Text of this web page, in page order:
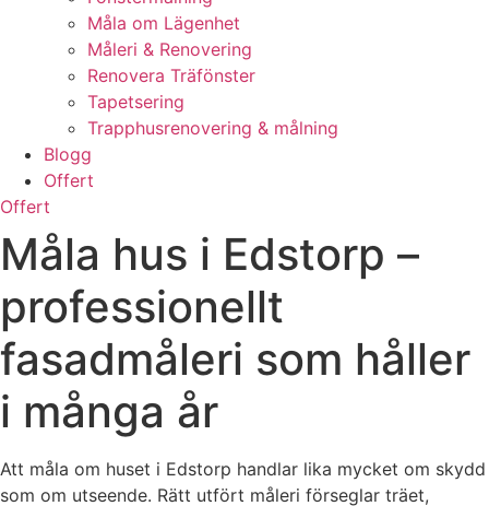
Måla om Lägenhet
Måleri & Renovering
Renovera Träfönster
Tapetsering
Trapphusrenovering & målning
Blogg
Offert
Offert
Måla hus i Edstorp –
professionellt
fasadmåleri som håller
i många år
Att måla om huset i Edstorp handlar lika mycket om skydd
som om utseende. Rätt utfört måleri förseglar träet,